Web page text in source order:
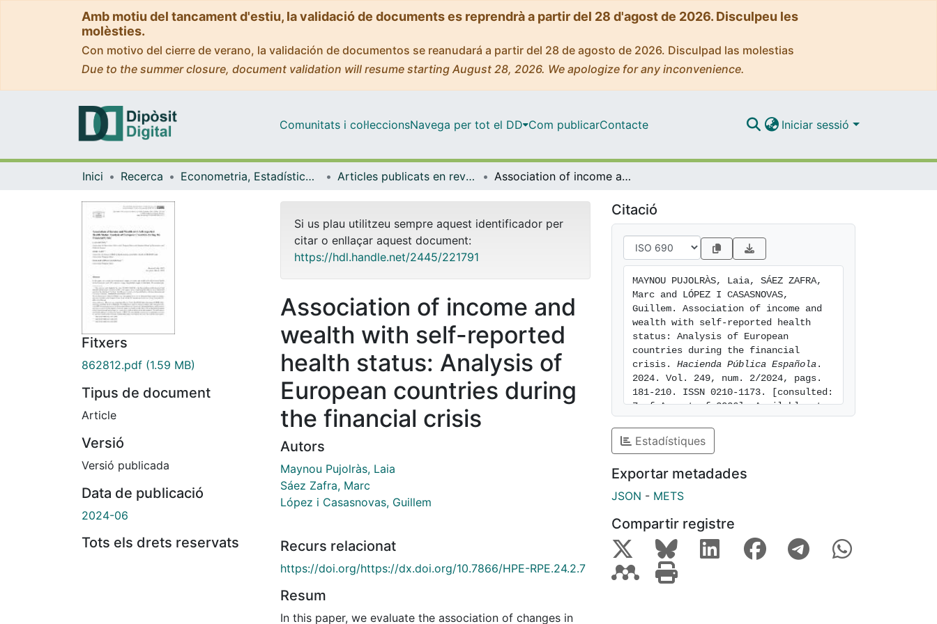
Amb motiu del tancament d'estiu, la validació de documents es reprendrà a partir del 28 d'agost de 2026. Disculpeu les
molèsties.
Con motivo del cierre de verano, la validación de documentos se reanudará a partir del 28 de agosto de 2026. Disculpad las molestias
Due to the summer closure, document validation will resume starting August 28, 2026. We apologize for any inconvenience.
Comunitats i col·leccionsNavega per tot el DD Com publicarContacte Iniciar sessió
Inici Recerca Econometria, Estadística i Economia Aplicada Articles publicats en revistes (Econometria, Estadística i Economia Aplicada) Association of income and wealth with self-reported health status: Analysis of European countries during the financial crisis
Fitxers
862812.pdf (1.59 MB)
Tipus de document
Article
Versió
Versió publicada
Data de publicació
2024-06
Tots els drets reservats
Si us plau utilitzeu sempre aquest identificador per
citar o enllaçar aquest document:
https://hdl.handle.net/2445/221791
Association of income and
wealth with self-reported
health status: Analysis of
European countries during
the financial crisis
Autors
Maynou Pujolràs, Laia
Sáez Zafra, Marc
López i Casasnovas, Guillem
Recurs relacionat
https://doi.org/https://dx.doi.org/10.7866/HPE-RPE.24.2.7
Resum
In this paper, we evaluate the association of changes in
Citació
MAYNOU PUJOLRÀS, Laia, SÁEZ ZAFRA,
Marc and LÓPEZ I CASASNOVAS,
Guillem. Association of income and
wealth with self-reported health
status: Analysis of European
countries during the financial
crisis. Hacienda Pública Española .
2024. Vol. 249, num. 2/2024, pags.
181-210. ISSN 0210-1173. [consulted:
7 of August of 2026]. Available at:
Estadístiques
Exportar metadades
JSON - METS
Compartir registre